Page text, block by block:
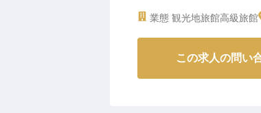
回、年間休日107日で有
【この企業・施設につ
「柳川藩主立花邸 御花
業態 観光地旅館高級旅館
この求人の問い